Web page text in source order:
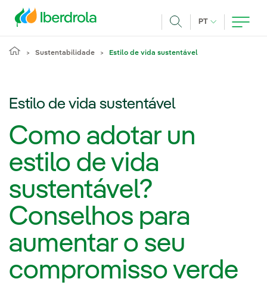
PT IDIOMA ATUAL,
Sustentabilidade Estilo de vida sustentável
Estilo de vida sustentável
Como adotar un
estilo de vida
sustentável?
Conselhos para
aumentar o seu
compromisso verde